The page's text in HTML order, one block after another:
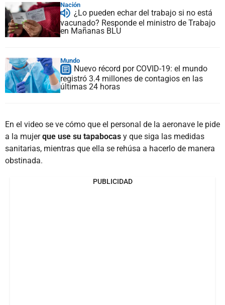
Nación
¿Lo pueden echar del trabajo si no está
vacunado? Responde el ministro de Trabajo
en Mañanas BLU
Mundo
Nuevo récord por COVID-19: el mundo
registró 3.4 millones de contagios en las
últimas 24 horas
En el video se ve cómo que el personal de la aeronave le pide
a la mujerque use su tapabocas y que siga las medidas
sanitarias, mientras que ella se rehúsa a hacerlo de manera
obstinada.
PUBLICIDAD